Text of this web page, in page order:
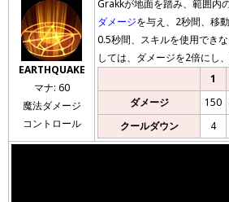
EARTHQUAKE
マナ: 60
魔法ダメージ
コントロール
Grakkが地面を踏み、範囲内
ダメージを与え、2秒間、移
0.5秒間、スキルを使用でき
しては、ダメージを2倍にし
1
ダメージ
150
クールダウン
4